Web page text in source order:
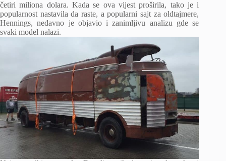
četiri miliona dolara. Kada se ova vijest proširila, tako je i
popularnost nastavila da raste, a popularni sajt za oldtajmere,
Hennings, nedavno je objavio i zanimljivu analizu gde se
svaki model nalazi.